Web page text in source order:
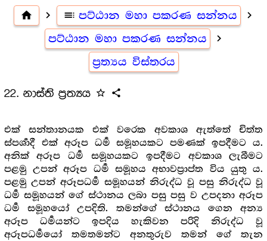
home navigate_next toc පට්ඨාන මහා පකරණ සන්නය navigate_next
පට්ඨාන මහා පකරණ සන්නය navigate_next
ප්‍රත්‍යය විස්තරය
22. නාස්ති ප්‍රත්‍යය star_outline share
එක් සන්තානයක එක් වරෙක අවකාශ ඇත්තේ චිත්ත
ස්පර්‍ශාදී එක් අරූප ධර්‍ම සමූහයකට පමණක් ඉපදීමට ය.
අනික් අරූප ධර්‍ම සමූහයකට ඉපදීමට අවකාශ ලැබීමට
පළමු උපන් අරූප ධර්‍ම සමූහය අභාවප්‍රාප්ත විය යුතු ය.
පළමු උපන් අරූපධර්‍ම සමූහයන් නිරුද්ධ වූ පසු නිරුද්ධ වූ
ධර්‍ම සමූහයන් ගේ ස්ථානය ලබා පසු පසු ව උපදනා අරූප
ධර්‍ම සමූහයෝ උපදිති. තමන්ගේ ස්ථානය ගෙන අන්‍ය
අරූප ධර්‍මයන්ට ඉපදිය හැකිවන පරිදි නිරුද්ධ වූ
අරූපධර්‍මයෝ තමතමන්ට අනතුරුව තමන් ගේ තැන